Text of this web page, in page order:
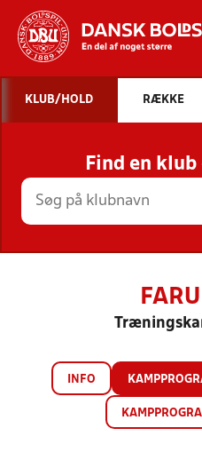
STILLINGER,
KLUB/HOLD RÆKKE
Find en
INFO